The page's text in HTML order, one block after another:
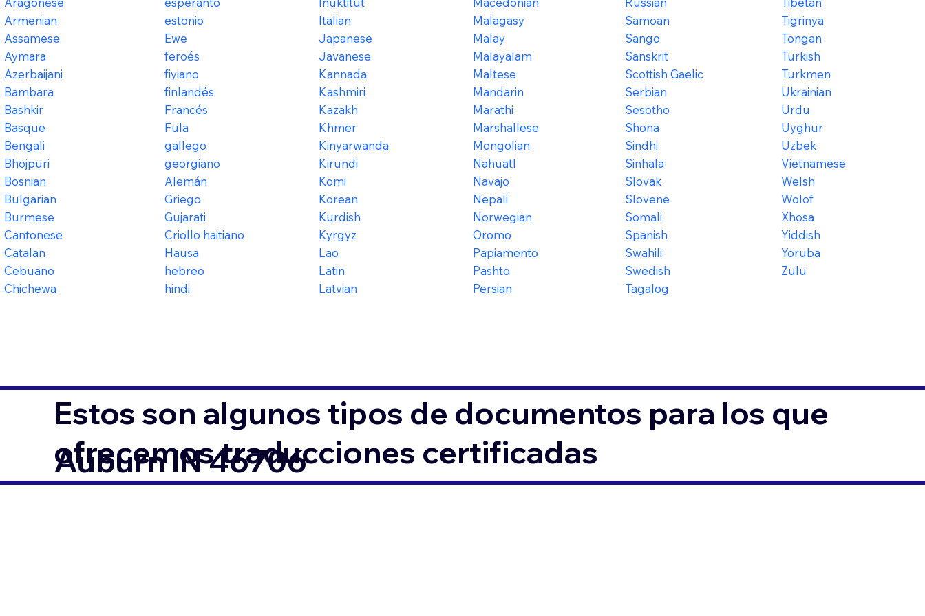
Armenian
Assamese
Aymara
Azerbaijani
Bambara
Bashkir
Basque
Bengali
Bhojpuri
Bosnian
Bulgarian
Burmese
Cantonese
Catalan
Cebuano
Chichewa
estonio
Ewe
feroés
fiyiano
finlandés
Francés
Fula
gallego
georgiano
Alemán
Griego
Gujarati
Criollo haitiano
Hausa
hebreo
hindi
Italian
Japanese
Javanese
Kannada
Kashmiri
Kazakh
Khmer
Kinyarwanda
Kirundi
Komi
Korean
Kurdish
Kyrgyz
Lao
Latin
Latvian
Malagasy
Malay
Malayalam
Maltese
Mandarin
Marathi
Marshallese
Mongolian
Nahuatl
Navajo
Nepali
Norwegian
Oromo
Papiamento
Pashto
Persian
Samoan
Sango
Sanskrit
Scottish Gaelic
Serbian
Sesotho
Shona
Sindhi
Sinhala
Slovak
Slovene
Somali
Spanish
Swahili
Swedish
Tagalog
Tigrinya
Tongan
Turkish
Turkmen
Ukrainian
Urdu
Uyghur
Uzbek
Vietnamese
Welsh
Wolof
Xhosa
Yiddish
Yoruba
Zulu
Estos son algunos tipos de documentos para los que
ofrecemos traducciones certificadas
Auburn IN 46706